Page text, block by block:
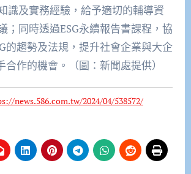
識及實務經驗，給予適切的輔導資
；同時透過ESG永續報告書課程，協
的趨勢及法規，提升社會企業與大企
合作的機會。（圖：新聞處提供）
news.586.com.tw/2024/04/538572/